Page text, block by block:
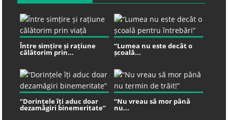
Între simțire și rațiune
călătorim prin...
“Lumea nu este decât o
școală...
“Dorințele îți aduc doar
dezamăgiri binemeritate”
“Nu vreau să mor până
nu...